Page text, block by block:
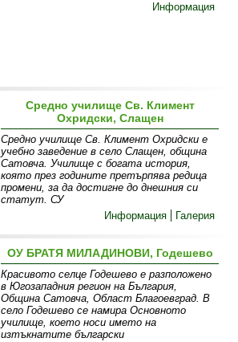
Информация
Средно училище Св. Климент
Охридски, Слащен
Средно училище Св. Климент Охридски е
учебно заведение в село Слащен, община
Сатовча. Училище с богата история,
която през годините претърпява редица
промени, за да достигне до днешния си
статут. СУ
Информация
Галерия
ОУ БРАТЯ МИЛАДИНОВИ, Годешево
Красивото селце Годешево е разположено
в Югозападния регион на България,
Община Сатовча, Област Благоевград. В
село Годешево се намира Основното
училище, което носи името на
изтъкнатите български